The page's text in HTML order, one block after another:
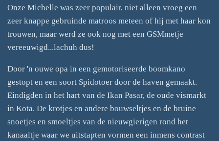
Onze Michelle was zeer populair, niet alleen vroeg een
zeer knappe gebruinde matroos meteen of hij met haar kon
trouwen, maar werd ze ook nog met een GSMmetje
vereeuwigd...lachuh dus!
Door 'n ouwe opa in een gemotoriseerde boomkano
gestopt en een soort Spidotoer door de haven gemaakt.
Eindigden in het hart van de Ikan Pasar, de oude vismarkt
in Kota. De krotjes en andere bouwseltjes en de bruine
snoetjes en smoeltjes van de nieuwgierigen rond het
kanaaltje waar we uitstapten vormen een inmens contrast